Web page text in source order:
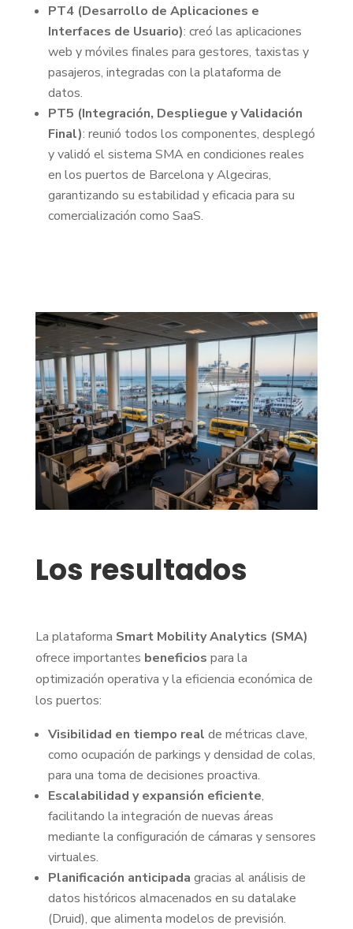
PT4 (Desarrollo de Aplicaciones e
Interfaces de Usuario): creó las aplicaciones
web y móviles finales para gestores, taxistas y
pasajeros, integradas con la plataforma de
datos.
PT5 (Integración, Despliegue y Validación
Final): reunió todos los componentes, desplegó
y validó el sistema SMA en condiciones reales
en los puertos de Barcelona y Algeciras,
garantizando su estabilidad y eficacia para su
comercialización como SaaS.
Los resultados
La plataforma Smart Mobility Analytics (SMA)
ofrece importantes beneficios para la
optimización operativa y la eficiencia económica de
los puertos:
Visibilidad en tiempo real de métricas clave,
como ocupación de parkings y densidad de colas,
para una toma de decisiones proactiva.
Escalabilidad y expansión eficiente,
facilitando la integración de nuevas áreas
mediante la configuración de cámaras y sensores
virtuales.
Planificación anticipada gracias al análisis de
datos históricos almacenados en su datalake
(Druid), que alimenta modelos de previsión.